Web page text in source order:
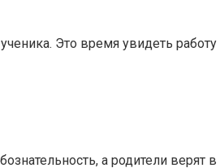
Это время увидеть
а родители верят